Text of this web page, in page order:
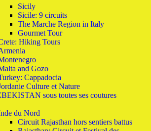
Sicily
Sicile: 9 circuits
The Marche Region in Italy
Gourmet Tour
Hiking Tours
and Gozo
Cappadocia
Culture et Nature
sous toutes ses coutures
du Nord
Circuit Rajasthan hors sentiers battus